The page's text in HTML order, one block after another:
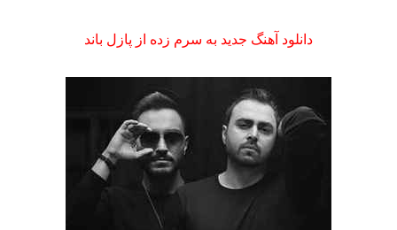
دانلود آهنگ جدید به سرم زده از پازل باند